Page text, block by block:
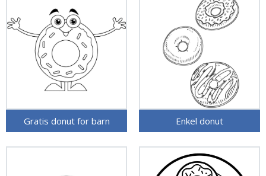
Gratis donut for barn Enkel donut